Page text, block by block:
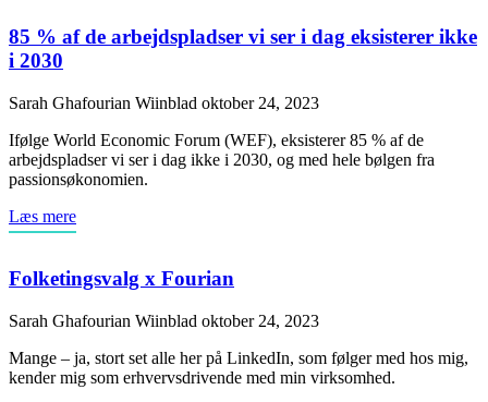
85 % af de arbejdspladser vi ser i dag eksisterer ikke
i 2030
Sarah Ghafourian Wiinblad oktober 24, 2023
Ifølge World Economic Forum (WEF), eksisterer 85 % af de
arbejdspladser vi ser i dag ikke i 2030, og med hele bølgen fra
passionsøkonomien.
Læs mere
Folketingsvalg x Fourian
Sarah Ghafourian Wiinblad oktober 24, 2023
Mange – ja, stort set alle her på LinkedIn, som følger med hos mig,
kender mig som erhvervsdrivende med min virksomhed.